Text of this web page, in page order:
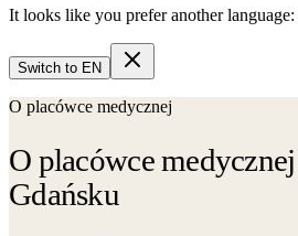
It looks like you prefer another language:
Switch to EN
O placówce medycznej
O placówce
Gdańsku